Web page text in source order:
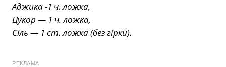
Аджика -1 ч. ложка,
Цукор — 1 ч. ложка,
Сіль — 1 ст. ложка (без гірки).
РЕКЛАМА